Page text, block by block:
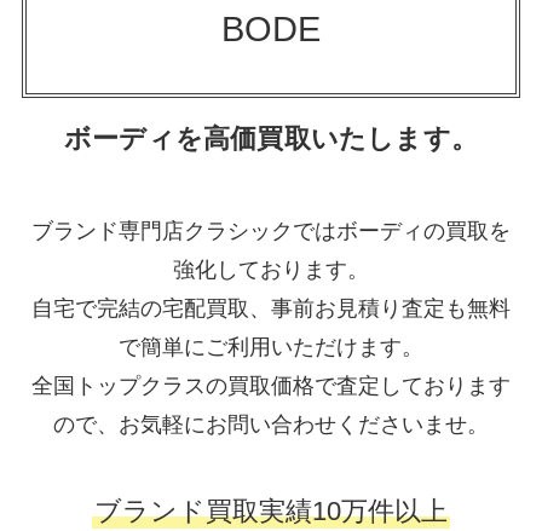
BODE
ボーディを高価買取いたします。
ブランド専門店クラシックではボーディの買取を
強化しております。
自宅で完結の宅配買取、事前お見積り査定も無料
で簡単にご利用いただけます。
全国トップクラスの買取価格で査定しております
ので、お気軽にお問い合わせくださいませ。
ブランド買取実績10万件以上